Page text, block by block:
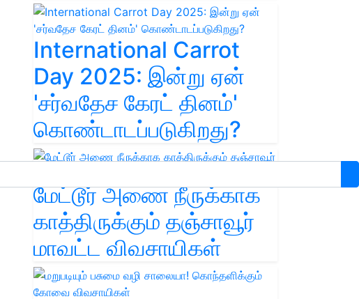
International Carrot
Day 2025: இன்று ஏன்
'சர்வதேச கேரட் தினம்'
கொண்டாடப்படுகிறது?
மேட்டூர் அணை நீருக்காக
காத்திருக்கும் தஞ்சாவூர்
மாவட்ட விவசாயிகள்